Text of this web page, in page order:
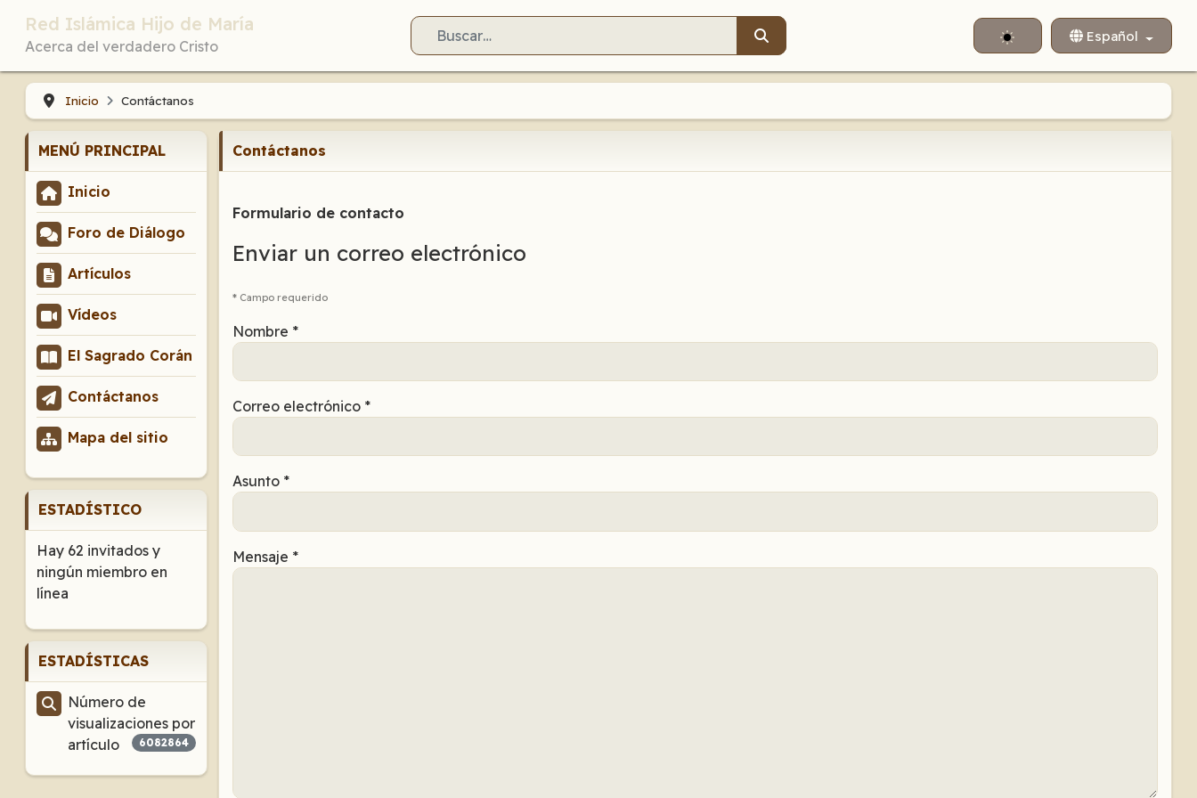
Red Islámica Hijo de María
Acerca del verdadero Cristo
Buscar Seleccione su idioma
Español
Inicio Contáctanos
MENÚ PRINCIPAL
Inicio
Foro de Diálogo
Artículos
Vídeos
El Sagrado Corán
Contáctanos
Mapa del sitio
ESTADÍSTICO
Hay 62 invitados y
ningún miembro en
línea
ESTADÍSTICAS
Número de
visualizaciones por
artículo
6082864
Contáctanos
Formulario de contacto
Enviar un correo electrónico
*Campo requerido
Nombre *
Correo electrónico*
Asunto*
Mensaje *